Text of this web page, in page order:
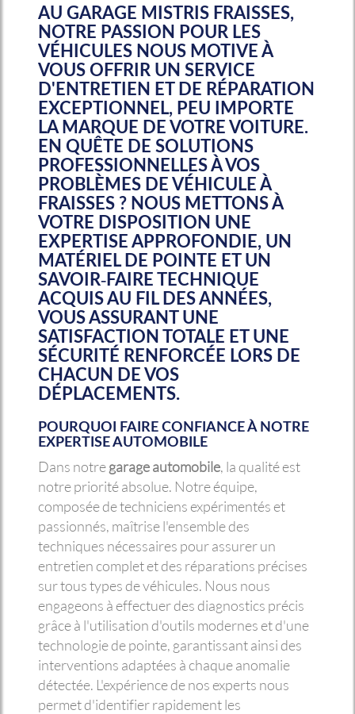
AUGARAGE MISTRIS FRAISSES,
NOTRE PASSION POUR LES
VÉHICULES NOUS MOTIVE À
VOUS OFFRIR UN SERVICE
D'ENTRETIEN ET DE RÉPARATION
EXCEPTIONNEL, PEU IMPORTE
LA MARQUE DE VOTRE VOITURE.
EN QUÊTE DE SOLUTIONS
PROFESSIONNELLES À VOS
PROBLÈMES DE VÉHICULE À
FRAISSES ? NOUS METTONS À
VOTRE DISPOSITION UNE
EXPERTISE APPROFONDIE, UN
MATÉRIEL DE POINTE ET UN
SAVOIR-FAIRE TECHNIQUE
ACQUIS AU FIL DES ANNÉES,
VOUS ASSURANT UNE
SATISFACTION TOTALE ET UNE
SÉCURITÉ RENFORCÉE LORS DE
CHACUN DE VOS
DÉPLACEMENTS.
POURQUOI FAIRE CONFIANCE À NOTRE
EXPERTISE AUTOMOBILE
Dans notregarage automobile, la qualité est
notre priorité absolue. Notre équipe,
composée de techniciens expérimentés et
passionnés, maîtrise l'ensemble des
techniques nécessaires pour assurer un
entretien complet et des réparations précises
sur tous types de véhicules. Nous nous
engageons à effectuer des diagnostics précis
grâce à l'utilisation d'outils modernes et d'une
technologie de pointe, garantissant ainsi des
interventions adaptées à chaque anomalie
détectée. L'expérience de nos experts nous
permet d'identifier rapidement les